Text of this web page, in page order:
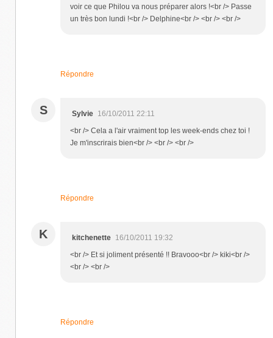
voir ce que Philou va nous préparer alors !<br /> Passe
un très bon lundi !<br /> Delphine<br /> <br /> <br />
Répondre
S Sylvie 16/10/2011 22:11
<br /> Cela a l'air vraiment top les week-ends chez toi !
Je m'inscrirais bien<br /> <br /> <br />
Répondre
K kitchenette 16/10/2011 19:32
<br /> Et si joliment présenté !! Bravooo<br /> kiki<br />
<br /> <br />
Répondre